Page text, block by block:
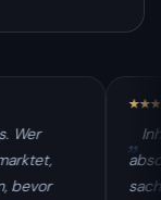
Inhaltlich
absoluten
sachlich